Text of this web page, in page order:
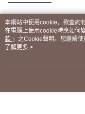
热门标签
本網站中使用cookie，欲查詢
在電腦上使用cookie時應如何
款 」之Cookie聲明。您繼續
之Cookie聲明使用cookie。
了解更多 >